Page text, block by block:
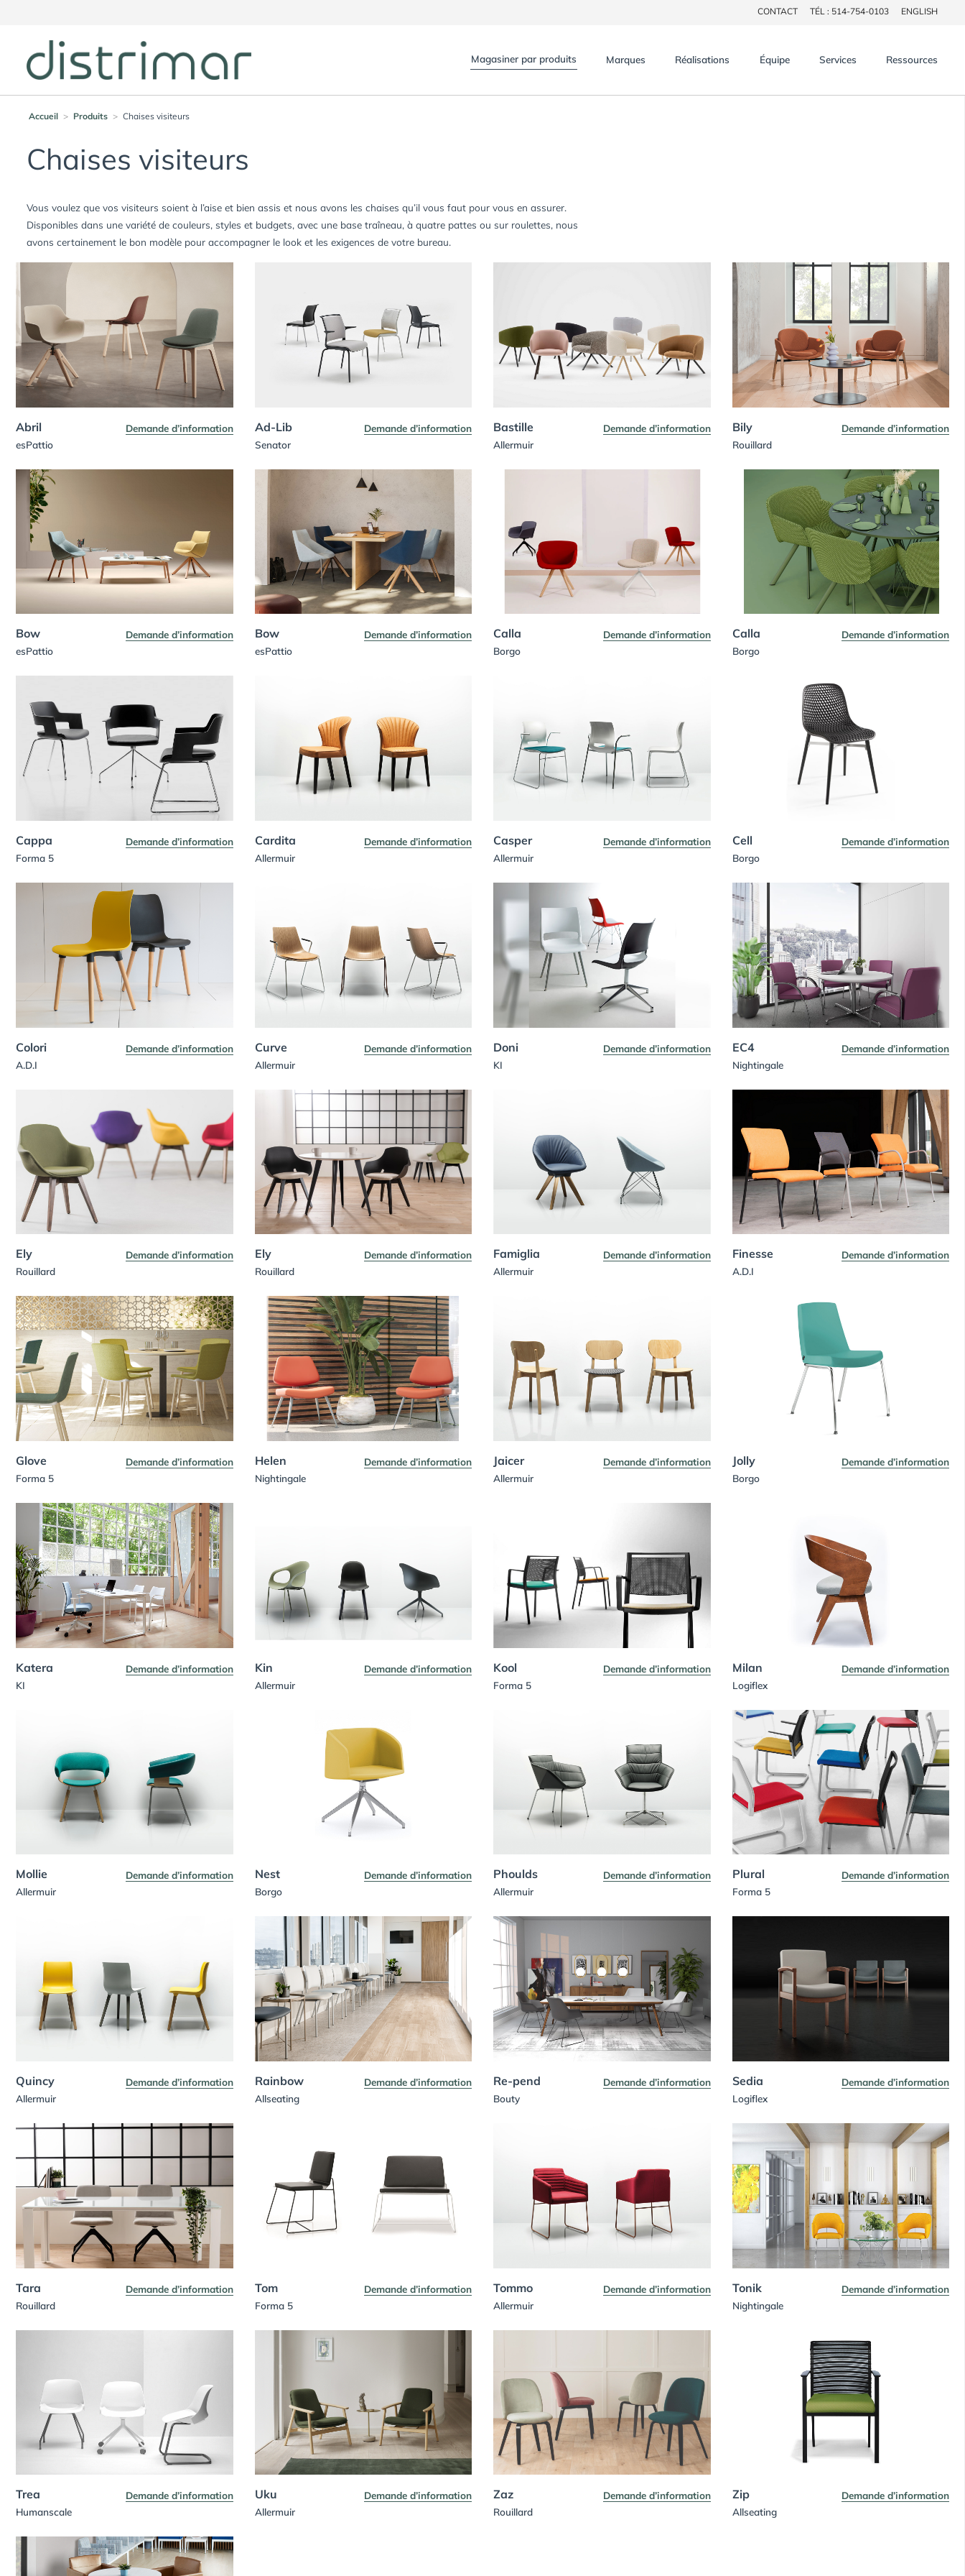
CONTACT TÉL : 514-754-0103 ENGLISH
Magasiner par produits Marques Réalisations Équipe Services Ressources
Accueil > Produits > Chaises visiteurs
Chaises visiteurs
Vous voulez que vos visiteurs soient à l’aise et bien assis et nous avons les chaises qu’il vous faut pour vous en assurer.
Disponibles dans une variété de couleurs, styles et budgets, avec une base traîneau, à quatre pattes ou sur roulettes, nous
avons certainement le bon modèle pour accompagner le look et les exigences de votre bureau.
Abril
esPattio
Demande d’information Ad-Lib
Senator
Demande d’information Bastille
Allermuir
Demande d’information Bily
Rouillard
Demande d’information
Bow
esPattio
Demande d’information Bow
esPattio
Demande d’information Calla
Borgo
Demande d’information Calla
Borgo
Demande d’information
Cappa
Forma 5
Demande d’information Cardita
Allermuir
Demande d’information Casper
Allermuir
Demande d’information Cell
Borgo
Demande d’information
Colori
A.D.I
Demande d’information Curve
Allermuir
Demande d’information Doni
KI
Demande d’information EC4
Nightingale
Demande d’information
Ely
Rouillard
Demande d’information Ely
Rouillard
Demande d’information Famiglia
Allermuir
Demande d’information Finesse
A.D.I
Demande d’information
Glove
Forma 5
Demande d’information Helen
Nightingale
Demande d’information Jaicer
Allermuir
Demande d’information Jolly
Borgo
Demande d’information
Katera
KI
Demande d’information Kin
Allermuir
Demande d’information Kool
Forma 5
Demande d’information Milan
Logiflex
Demande d’information
Mollie
Allermuir
Demande d’information Nest
Borgo
Demande d’information Phoulds
Allermuir
Demande d’information Plural
Forma 5
Demande d’information
Quincy
Allermuir
Demande d’information Rainbow
Allseating
Demande d’information Re-pend
Bouty
Demande d’information Sedia
Logiflex
Demande d’information
Tara
Rouillard
Demande d’information Tom
Forma 5
Demande d’information Tommo
Allermuir
Demande d’information Tonik
Nightingale
Demande d’information
Trea
Humanscale
Demande d’information Uku
Allermuir
Demande d’information Zaz
Rouillard
Demande d’information Zip
Allseating
Demande d’information